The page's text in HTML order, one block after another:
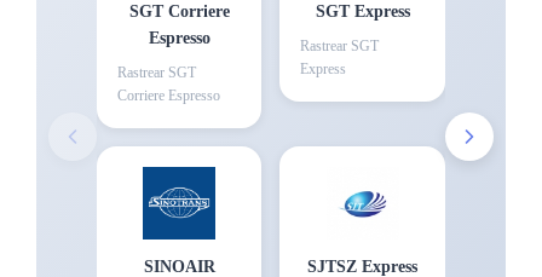
SGT Corriere
Espresso
Rastrear SGT
Corriere Espresso
SGT Express
Rastrear SGT
Express
SINOAIR SJTSZ Express